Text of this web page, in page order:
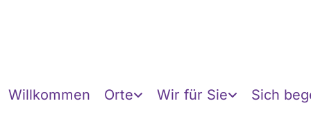
Willkommen Orte Wir für Sie Sich